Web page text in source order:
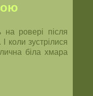
на ровері після
коли зустрілися
біла хмара